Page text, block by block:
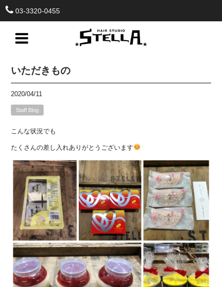
03-3320-0455
いただきもの
2020/04/11
Staff Blog
こんな状況でも
たくさんの差し入れありがとうございます